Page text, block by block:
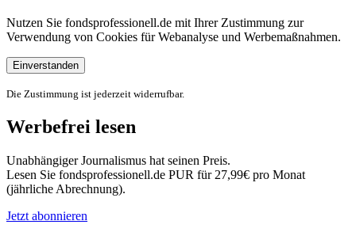
Nutzen Sie fondsprofessionell.de mit Ihrer Zustimmung zur
Verwendung von Cookies für Webanalyse und Werbemaßnahmen.
Einverstanden
Die Zustimmung ist jederzeit widerrufbar.
Werbefrei lesen
Unabhängiger Journalismus hat seinen Preis.
Lesen Sie fondsprofessionell.de PUR für 27,99€ pro Monat
(jährliche Abrechnung).
Jetzt abonnieren